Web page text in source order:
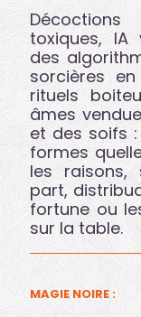
toxiques,
des
sorcières
rituels
âmes
et des soifs
formes
les raisons,
part,
fortune ou
sur la table.
MAGIE NOIRE :